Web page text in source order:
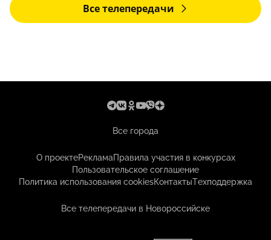
Все телепередачи
Все города
О проектеРекламаПравила участия в конкурсах
Пользовательское соглашение
Политика использования cookiesКонтактыТехподдержка
Все телепередачи в Новороссийске